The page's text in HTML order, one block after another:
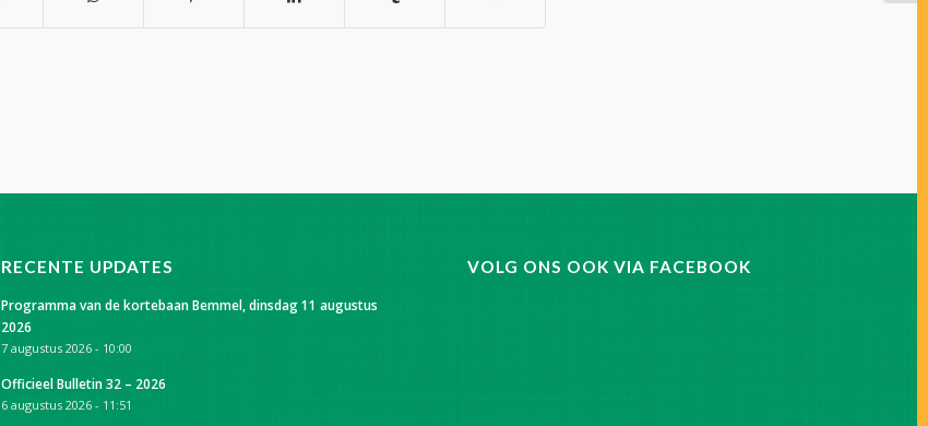
RECENTE UPDATES
Programma van de kortebaan Bemmel, dinsdag 11 augustus
2026
7 augustus 2026 - 10:00
Officieel Bulletin 32 – 2026
6 augustus 2026 - 11:51
VOLG ONS OOK VIA FACEBOOK